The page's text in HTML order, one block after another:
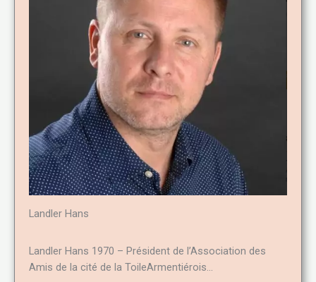
Landler Hans
Landler Hans 1970 – Président de l’Association des
Amis de la cité de la ToileArmentiérois…